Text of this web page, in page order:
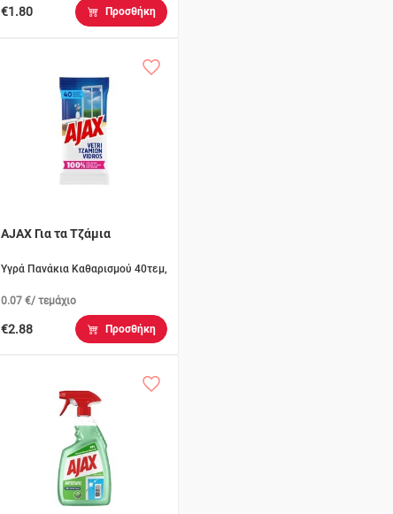
€1.80 Προσθήκη
AJAX Για τα Τζάμια
Υγρά Πανάκια Καθαρισμού 40τεμ,
0.07 €/ τεμάχιο
€2.88 Προσθήκη